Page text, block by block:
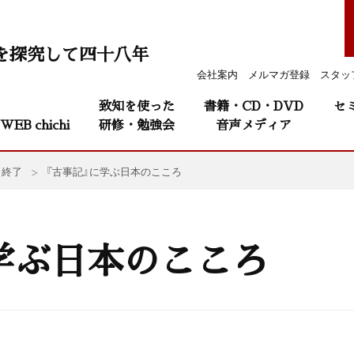
会社案内 メルマガ登録 スタ
探究して四十八年
WEB chichi
致知を使った
研修・勉強会
書籍・CD・DVD
音声メディア
セ
終了 『古事記』に学ぶ日本のこころ
ぶ日本のこころ